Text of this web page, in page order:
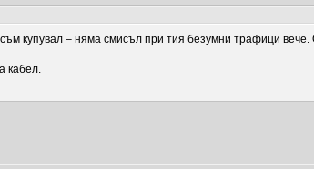
купувал – няма смисъл при тия безумни трафици
кабел.